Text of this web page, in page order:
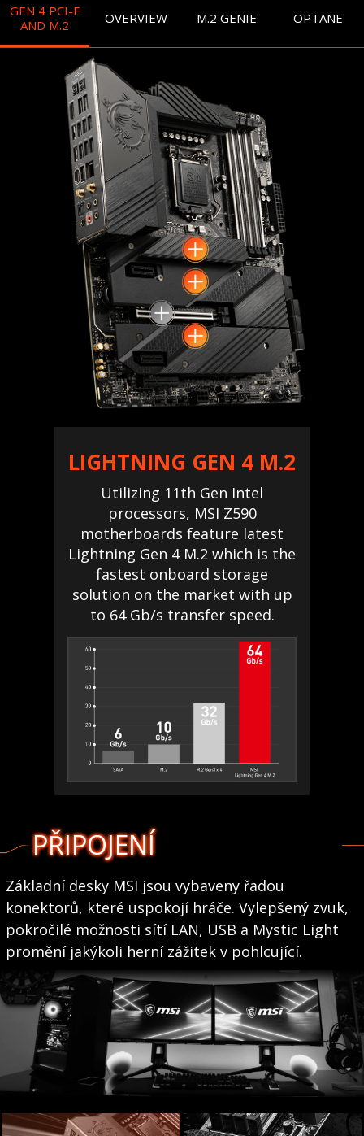
GEN 4 PCI-E
AND M.2
OVERVIEW M.2 GENIE OPTANE
LIGHTNING GEN 4 M.2
Utilizing 11th Gen Intel
processors, MSI Z590
motherboards feature latest
Lightning Gen 4 M.2 which is the
fastest onboard storage
solution on the market with up
to 64 Gb/s transfer speed.
PŘIPOJENÍ
Základní desky MSI jsou vybaveny řadou
konektorů, které uspokojí hráče. Vylepšený zvuk,
pokročilé možnosti sítí LAN, USB a Mystic Light
promění jakýkoli herní zážitek v pohlcující.